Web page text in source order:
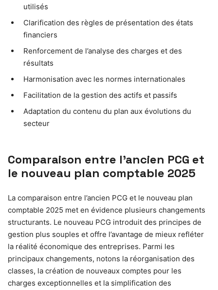
utilisés
Clarification des règles de présentation des états
financiers
Renforcement de l’analyse des charges et des
résultats
Harmonisation avec les normes internationales
Facilitation de la gestion des actifs et passifs
Adaptation du contenu du plan aux évolutions du
secteur
Comparaison entre l’ancien PCG et
le nouveau plan comptable 2025
La comparaison entre l’ancien PCG et le nouveau plan
comptable 2025 met en évidence plusieurs changements
structurants. Le nouveau PCG introduit des principes de
gestion plus souples et offre l’avantage de mieux refléter
la réalité économique des entreprises. Parmi les
principaux changements, notons la réorganisation des
classes, la création de nouveaux comptes pour les
charges exceptionnelles et la simplification des